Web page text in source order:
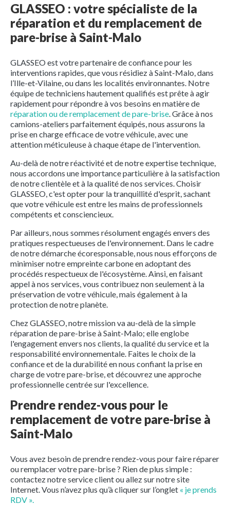
GLASSEO : votre spécialiste de la
réparation et du remplacement de
pare-brise à Saint-Malo
GLASSEO est votre partenaire de confiance pour les
interventions rapides, que vous résidiez à Saint-Malo, dans
l’Ille-et-Vilaine, ou dans les localités environnantes. Notre
équipe de techniciens hautement qualifiés est prête à agir
rapidement pour répondre à vos besoins en matière de
réparation ou de remplacement de pare-brise. Grâce à nos
camions-ateliers parfaitement équipés, nous assurons la
prise en charge efficace de votre véhicule, avec une
attention méticuleuse à chaque étape de l'intervention.
Au-delà de notre réactivité et de notre expertise technique,
nous accordons une importance particulière à la satisfaction
de notre clientèle et à la qualité de nos services. Choisir
GLASSEO, c'est opter pour la tranquillité d'esprit, sachant
que votre véhicule est entre les mains de professionnels
compétents et consciencieux.
Par ailleurs, nous sommes résolument engagés envers des
pratiques respectueuses de l'environnement. Dans le cadre
de notre démarche écoresponsable, nous nous efforçons de
minimiser notre empreinte carbone en adoptant des
procédés respectueux de l'écosystème. Ainsi, en faisant
appel à nos services, vous contribuez non seulement à la
préservation de votre véhicule, mais également à la
protection de notre planète.
Chez GLASSEO, notre mission va au-delà de la simple
réparation de pare-brise à Saint-Malo; elle englobe
l'engagement envers nos clients, la qualité du service et la
responsabilité environnementale. Faites le choix de la
confiance et de la durabilité en nous confiant la prise en
charge de votre pare-brise, et découvrez une approche
professionnelle centrée sur l'excellence.
Prendre rendez-vous pour le
remplacement de votre pare-brise à
Saint-Malo
Vous avez besoin de prendre rendez-vous pour faire réparer
ou remplacer votre pare-brise ? Rien de plus simple :
contactez notre service client ou allez sur notre site
Internet. Vous n’avez plus qu’à cliquer sur l’onglet « je prends
RDV ».